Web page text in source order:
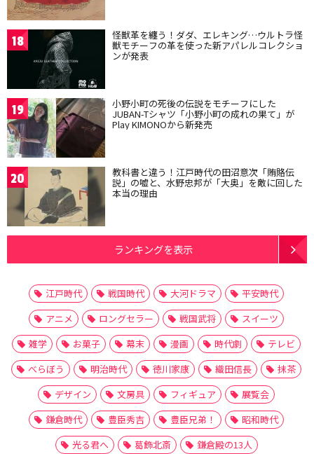
18 怪獣革を纏う！ダダ、エレキング…ウルトラ怪
獣モチーフの革を使った新アパレルコレクショ
ンが発表
19 小野小町の死後の伝説をモチーフにした
JUBAN-Tシャツ「小野小町の成れの果て」が
Play KIMONOから新発売
20 教科書と違う！江戸時代の田沼意次「賄賂伝
説」の嘘と、水野忠邦が「大奥」を敵に回した
本当の理由
ランキングを表示
江戸時代 戦国時代 大河ドラマ
平安時代
アニメ
ロングセラー 戦国武将
スイーツ
雑学
お菓子 幕末 漫画 時代劇
テレビ
べらぼう
明治時代 徳川家康 織田信長
抹茶
デザイン
文房具 フィギュア
展覧会
鎌倉時代
豊臣秀吉 豊臣兄弟！
昭和時代
光る君へ
葛飾北斎 鎌倉殿の13人